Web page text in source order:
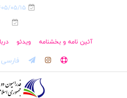
05/15
آئین نامه و بخشنامه ویدئو
فارسی